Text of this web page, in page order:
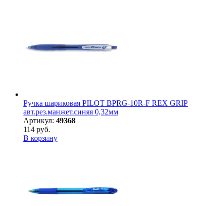
Ручка шариковая PILOT BPRG-10R-F REX GRIP
авт.рез.манжет.синяя 0,32мм
Артикул: 49368
114 руб.
В корзину